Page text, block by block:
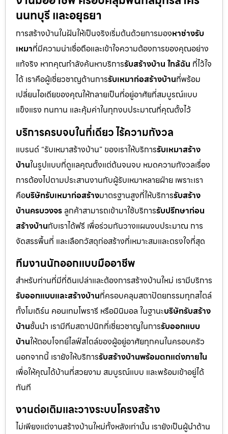
นนทบุรี และอยุธยา
การสร้างบ้านในฝันให้เป็นจริงเริ่มต้นด้วยการมองหาช่างรับ
เหมาที่มีความน่าเชื่อถือและเข้าใจความต้องการของคุณอย่าง
แท้จริง หากคุณกำลังค้นหาบริการรับสร้างบ้าน ใกล้ฉัน ที่ไว้ใจ
ได้ เราคือผู้เชี่ยวชาญด้านการรับเหมาก่อสร้างบ้านที่พร้อม
เปลี่ยนไอเดียของคุณให้กลายเป็นที่อยู่อาศัยที่สมบูรณ์แบบ
แข็งแรง ทนทาน และคุ้มค่าในทุกงบประมาณที่คุณตั้งไว้
บริการครบจบในที่เดียว ไร้ความกังวล
แบรนด์ “รับเหมาสร้างบ้าน” ของเราให้บริการรับเหมาสร้าง
บ้านในรูปแบบที่ดูแลคุณตั้งแต่ต้นจนจบ หมดความกังวลเรื่อง
การต้องไปตามประสานงานกับผู้รับเหมาหลายฝ่าย เพราะเรา
คือบริษัทรับเหมาก่อสร้างมาตรฐานสูงที่ให้บริการรับสร้าง
บ้านครบวงจร ลูกค้าสามารถเข้ามาใช้บริการรับปรึกษาก่อน
สร้างบ้านกับเราได้ฟรี เพื่อร่วมกันวางแผนงบประมาณ การ
จัดสรรพื้นที่ และเลือกวัสดุก่อสร้างที่เหมาะสมและตรงใจที่สุด
ทีมงานนักออกแบบมืออาชีพ
สำหรับท่านที่มีที่ดินเปล่าและต้องการสร้างบ้านใหม่ เรามีบริการ
รับออกแบบและสร้างบ้านที่ครอบคลุมสถาปัตยกรรมทุกสไตล์
ทั้งโมเดิร์น คอนเทมโพรารี หรือมินิมอล ในฐานะบริษัทรับสร้าง
บ้านชั้นนำ เรามีทีมสถาปนิกที่เชี่ยวชาญในการรับออกแบบ
บ้านให้ตอบโจทย์ไลฟ์สไตล์ของผู้อยู่อาศัยทุกคนในครอบครัว
นอกจากนี้ เรายังให้บริการรับสร้างบ้านพร้อมตกแต่งภายใน
เพื่อให้คุณได้บ้านที่สวยงาม สมบูรณ์แบบ และพร้อมเข้าอยู่ได้
ทันที
งานต่อเติมและวางระบบโครงสร้าง
ไม่เพียงแต่งานสร้างบ้านใหม่ทั้งหลังเท่านั้น เรายังเป็นผู้นำด้าน